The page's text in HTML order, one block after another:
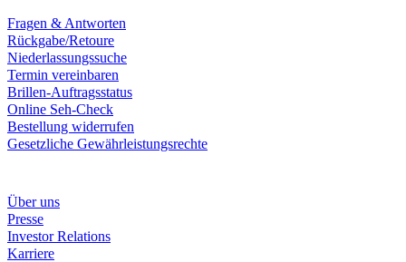
Fragen & Antworten
Rückgabe/Retoure
Niederlassungssuche
Termin vereinbaren
Brillen-Auftragsstatus
Online Seh-Check
Bestellung widerrufen
Gesetzliche Gewährleistungsrechte
Über uns
Presse
Investor Relations
Karriere